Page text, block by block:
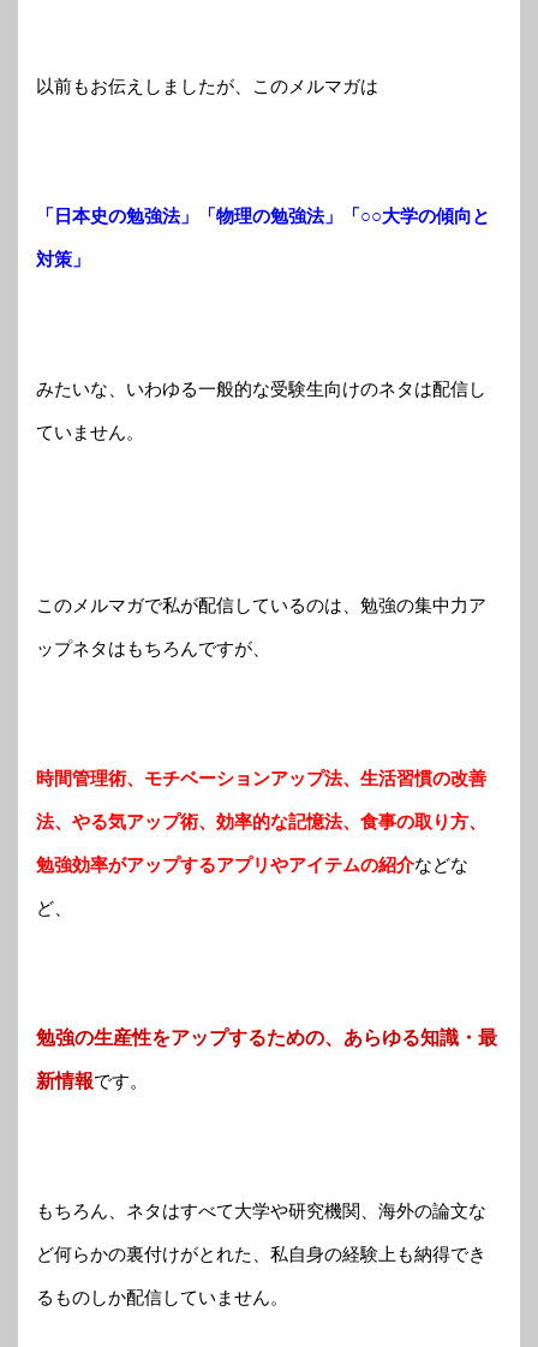
以前もお伝えしましたが、このメルマガは
「日本史の勉強法」「物理の勉強法」「○○大学の傾向と
対策」
みたいな、いわゆる一般的な受験生向けのネタは配信し
ていません。
このメルマガで私が配信しているのは、勉強の集中力ア
ップネタはもちろんですが、
時間管理術、モチベーションアップ法、生活習慣の改善
法、やる気アップ術、効率的な記憶法、食事の取り方、
勉強効率がアップするアプリやアイテムの紹介などな
ど、
勉強の生産性をアップするための、あらゆる知識・最
新情報です。
もちろん、ネタはすべて大学や研究機関、海外の論文な
ど何らかの裏付けがとれた、私自身の経験上も納得でき
るものしか配信していません。